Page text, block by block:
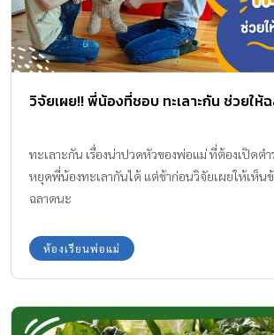
วิจัยเผย!! พี่น้องที่ชอบ ทะเลาะกัน ช่วยให้
ทะเลาะกัน เรื่องน่าปวดหัวของพ่อแม่ ที่ต้องเปิดตำ
หยุดพี่น้องทะเลากันได้ แต่ช้าก่อนวิจัยเผยให้เห็น
ฉลาดนะ
ห้องเรียนพ่อแม่